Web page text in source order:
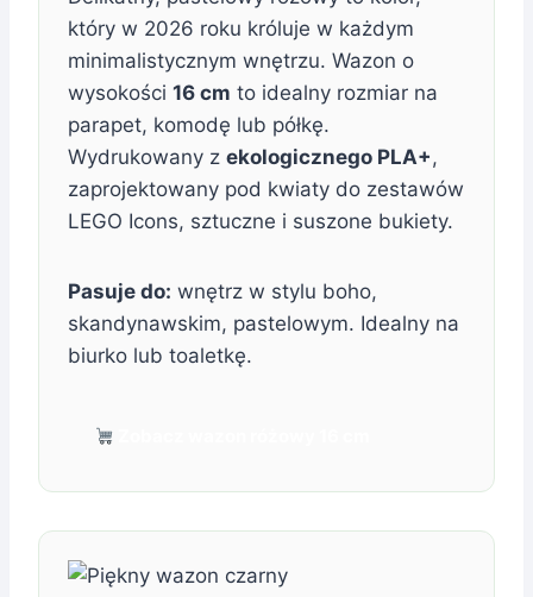
który w 2026 roku króluje w każdym
minimalistycznym wnętrzu. Wazon o
wysokości 16 cm to idealny rozmiar na
parapet, komodę lub półkę.
Wydrukowany z ekologicznego PLA+,
zaprojektowany pod kwiaty do zestawów
LEGO Icons, sztuczne i suszone bukiety.
Pasuje do: wnętrz w stylu boho,
skandynawskim, pastelowym. Idealny na
biurko lub toaletkę.